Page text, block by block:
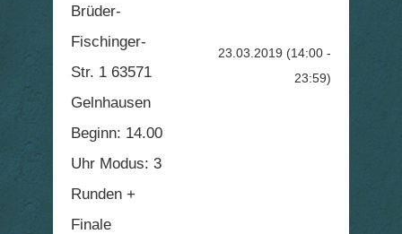
Brüder-
Fischinger-
Str. 1 63571
Gelnhausen
Beginn: 14.00
Uhr Modus: 3
Runden +
Finale
23.03.2019 (14:00 -
23:59)